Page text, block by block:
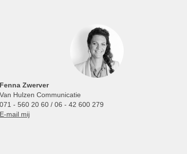
Fenna Zwerver
Van Hulzen Communicatie
071 - 560 20 60 / 06 - 42 600 279
E-mail mij